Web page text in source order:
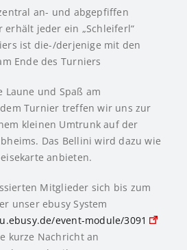
an- und abgepfiffen
erhält jeder ein „Schleiferl“
ist die-/derjenige mit den
Ende des Turniers
und Spaß am
Turnier treffen wir uns zur
kleinen Umtrunk auf der
Das Bellini wird dazu wie
anbieten.
Mitglieder sich bis zum
unser ebusy System
event-module/3091
kurze Nachricht an